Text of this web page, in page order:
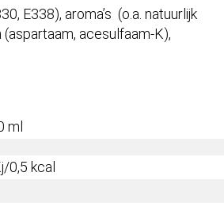
E338), aroma’s (o.a. natuurlijk
acesulfaam-K),
ml
0,5 kcal